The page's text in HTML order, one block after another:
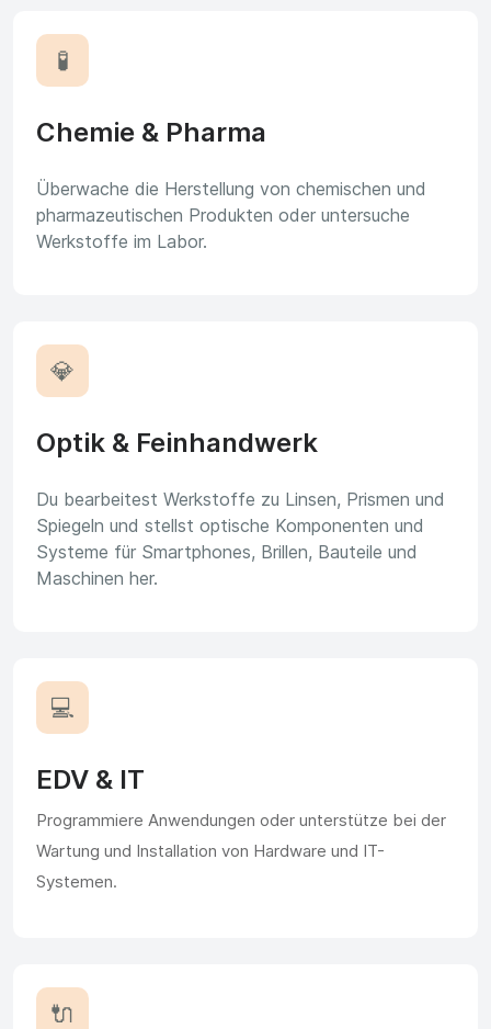
🧪
Chemie & Pharma
Überwache die Herstellung von chemischen und
pharmazeutischen Produkten oder untersuche
Werkstoffe im Labor.
💎
Optik & Feinhandwerk
Du bearbeitest Werkstoffe zu Linsen, Prismen und
Spiegeln und stellst optische Komponenten und
Systeme für Smartphones, Brillen, Bauteile und
Maschinen her.
💻
EDV & IT
Programmiere Anwendungen oder unterstütze bei der
Wartung und Installation von Hardware und IT-
Systemen.
🔌